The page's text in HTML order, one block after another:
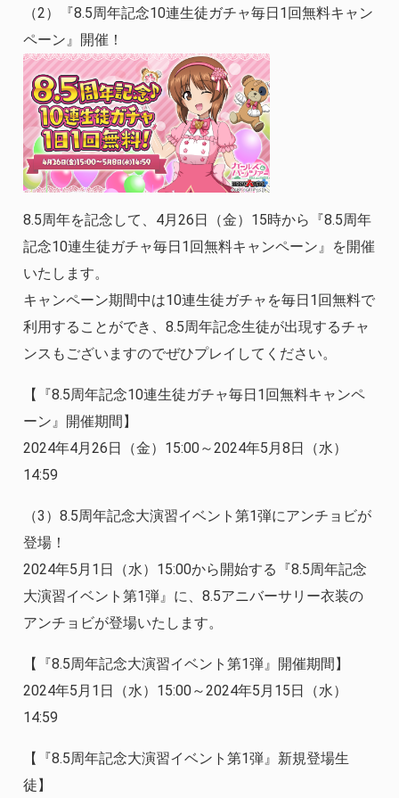
（2）『8.5周年記念10連生徒ガチャ毎日1回無料キャン
ペーン』開催！
8.5周年を記念して、4月26日（金）15時から『8.5周年
記念10連生徒ガチャ毎日1回無料キャンペーン』を開催
いたします。
キャンペーン期間中は10連生徒ガチャを毎日1回無料で
利用することができ、8.5周年記念生徒が出現するチャ
ンスもございますのでぜひプレイしてください。
【『8.5周年記念10連生徒ガチャ毎日1回無料キャンペ
ーン』開催期間】
2024年4月26日（金）15:00～2024年5月8日（水）
14:59
（3）8.5周年記念大演習イベント第1弾にアンチョビが
登場！
2024年5月1日（水）15:00から開始する『8.5周年記念
大演習イベント第1弾』に、8.5アニバーサリー衣装の
アンチョビが登場いたします。
【『8.5周年記念大演習イベント第1弾』開催期間】
2024年5月1日（水）15:00～2024年5月15日（水）
14:59
【『8.5周年記念大演習イベント第1弾』新規登場生
徒】